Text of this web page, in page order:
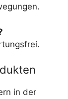
in der